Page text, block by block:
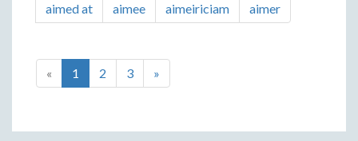
aimed at
aimee aimeiriciam aimer
« 1 2 3 »